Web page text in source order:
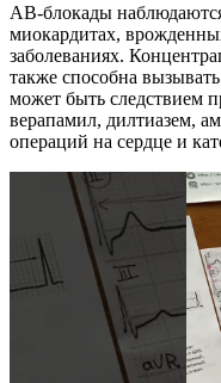
АВ-блокады
миокардитах,
заболеваниях.
также способна
может быть следствием
верапамил, дилтиазем,
операций на сердце и